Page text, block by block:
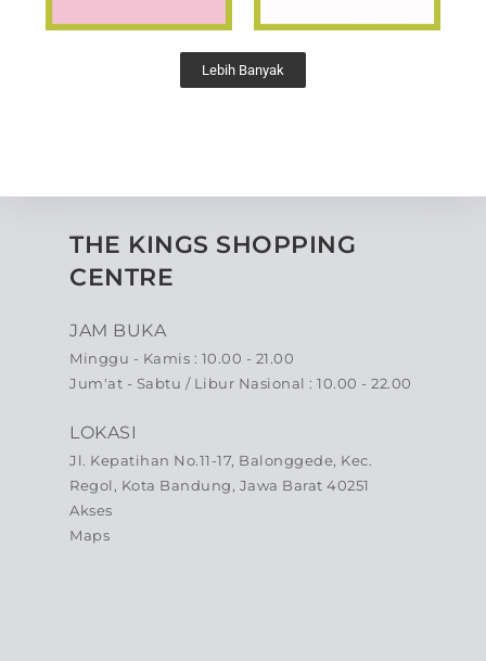
Lebih Banyak
THE KINGS SHOPPING
CENTRE
JAM BUKA
Minggu - Kamis : 10.00 - 21.00
Jum'at - Sabtu / Libur Nasional : 10.00 - 22.00
LOKASI
Jl. Kepatihan No.11-17, Balonggede, Kec.
Regol, Kota Bandung, Jawa Barat 40251
Akses
Maps